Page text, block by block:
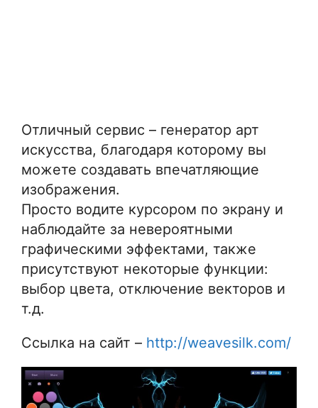
Отличный сервис – генератор арт
искусства, благодаря которому вы
можете создавать впечатляющие
изображения.
Просто водите курсором по экрану и
наблюдайте за невероятными
графическими эффектами, также
присутствуют некоторые функции:
выбор цвета, отключение векторов и
т.д.
Ссылка на сайт – http://weavesilk.com/